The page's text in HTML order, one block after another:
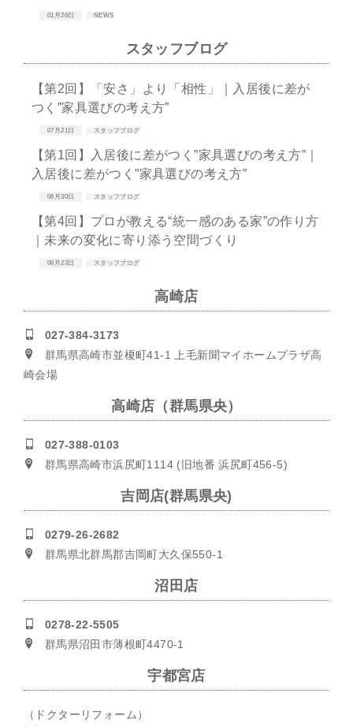
01月26日 NEWS
スタッフブログ
【第2回】「安さ」より「相性」｜入居後に差が
つく”家具選びの考え方”
07月21日 スタッフブログ
【第1回】入居後に差がつく”家具選びの考え方”｜
入居後に差がつく”家具選びの考え方”
06月30日 スタッフブログ
【第4回】プロが教える“統一感のある家”の作り方
｜未来の変化に寄り添う空間づくり
06月23日 スタッフブログ
高崎店
027-384-3173
群馬県高崎市並榎町41-1 上毛新聞マイホームプラザ高
崎会場
高崎店（群馬県央）
027-388-0103
群馬県高崎市浜尻町1114 (旧地番 浜尻町456-5)
吉岡店(群馬県央)
0279-26-2682
群馬県北群馬郡吉岡町大久保550-1
沼田店
0278-22-5505
群馬県沼田市薄根町4470-1
宇都宮店
（ドクターリフォーム）